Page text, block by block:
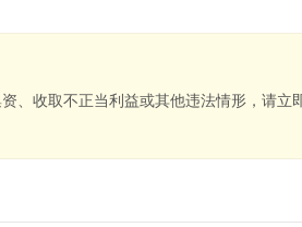
收取不正当利益或其他违法情形，请立